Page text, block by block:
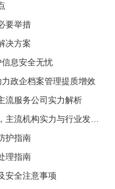
要举措
决方案
息安全无忧
政企档案管理提质增效
流服务公司实力解析
机构实力与行业发展解析
护指南
理指南
安全注意事项